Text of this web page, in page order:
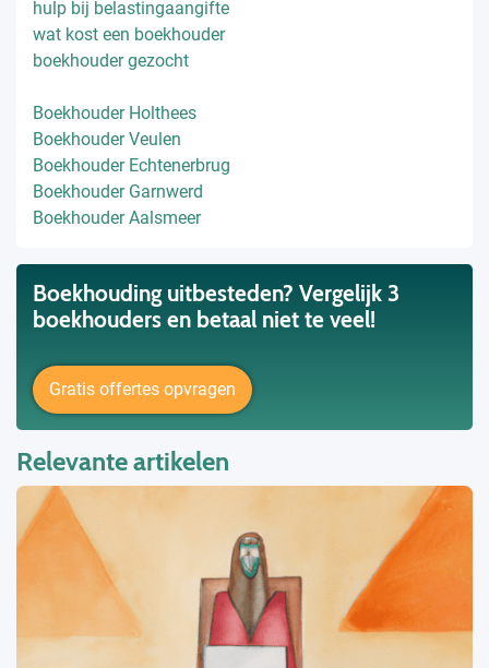
hulp bij belastingaangifte
wat kost een boekhouder
boekhouder gezocht
Boekhouder Holthees
Boekhouder Veulen
Boekhouder Echtenerbrug
Boekhouder Garnwerd
Boekhouder Aalsmeer
Boekhouding uitbesteden? Vergelijk 3
boekhouders en betaal niet te veel!
Gratis offertes opvragen
Relevante artikelen